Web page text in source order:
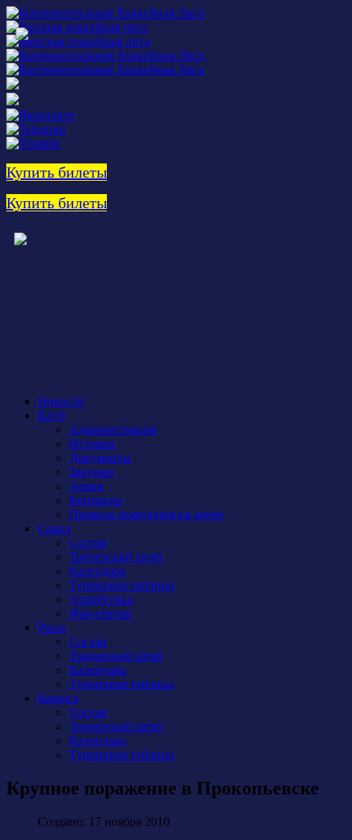
Купить билеты
Купить билеты
Новости
Клуб
Администрация
История
Документы
Закупки
Арена
Контакты
Правила поведения на арене
Сокол
Состав
Тренерский штаб
Календарь
Турнирная таблица
Атрибутика
Фан-сектор
Рыси
Состав
Тренерский штаб
Календарь
Турнирная таблица
Бирюса
Состав
Тренерский штаб
Календарь
Турнирная таблица
Крупное поражение в Прокопьевске
Создано: 17 ноября 2010